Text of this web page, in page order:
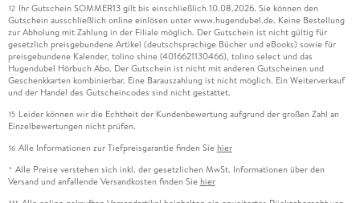
12 Ihr Gutschein SOMMER13 gilt bis einschließlich 10.08.2026. Sie können den
Gutschein ausschließlich online einlösen unter www.hugendubel.de. Keine Bestellung
zur Abholung mit Zahlung in der Filiale möglich. Der Gutschein ist nicht gültig für
gesetzlich preisgebundene Artikel (deutschsprachige Bücher und eBooks) sowie für
preisgebundene Kalender, tolino shine (4016621130466), tolino select und das
Hugendubel Hörbuch Abo. Der Gutschein ist nicht mit anderen Gutscheinen und
Geschenkkarten kombinierbar. Eine Barauszahlung ist nicht möglich. Ein Weiterverkauf
und der Handel des Gutscheincodes sind nicht gestattet.
15 Leider können wir die Echtheit der Kundenbewertung aufgrund der großen Zahl an
Einzelbewertungen nicht prüfen.
16 Alle Informationen zur Tiefpreisgarantie finden Sie hier
* Alle Preise verstehen sich inkl. der gesetzlichen MwSt. Informationen über den
Versand und anfallende Versandkosten finden Sie hier